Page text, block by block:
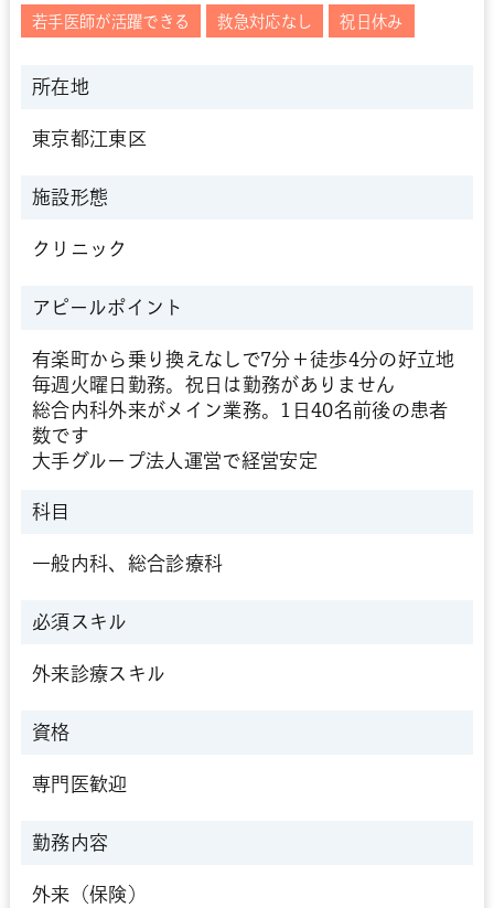
若手医師が活躍できる 救急対応なし 祝日休み
所在地
東京都江東区
施設形態
クリニック
アピールポイント
有楽町から乗り換えなしで7分＋徒歩4分の好立地
毎週火曜日勤務。祝日は勤務がありません
総合内科外来がメイン業務。1日40名前後の患者
数です
大手グループ法人運営で経営安定
科目
一般内科、総合診療科
必須スキル
外来診療スキル
資格
専門医歓迎
勤務内容
外来（保険）